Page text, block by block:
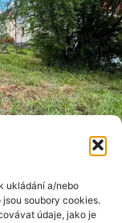
ukládání a/nebo
soubory cookies.
údaje, jako je